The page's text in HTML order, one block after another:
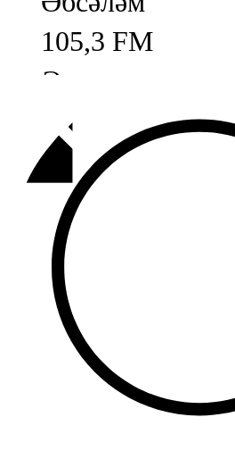
105,3 FM
Әлмәт
92,9 FM
Базарлы матак
107,1 FM
Балык бистәсе
104,9 FM
Баулы
107,5 FM
Биләр